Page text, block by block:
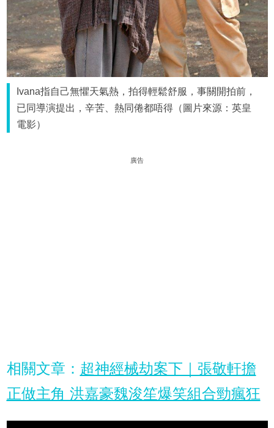
Ivana指自己無懼天氣熱，拍得輕鬆舒服，事關開拍前，
已同導演提出，辛苦、熱同倦都唔得（圖片來源：英皇
電影）
廣告
相關文章： 超神經械劫案下｜張敬軒擔
正做主角 洪嘉豪魏浚笙爆笑組合勁瘋狂